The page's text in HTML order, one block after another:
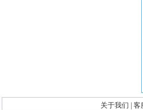
关于我们 客